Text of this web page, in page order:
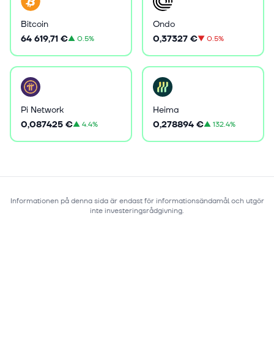
Bitcoin
64 619,71 €▲0.5%
Ondo
0,37327 €▼0.5%
Pi Network
0,087425 €▲4.4%
Heima
0,278894 €▲132.4%
Informationen på denna sida är endast för informationsändamål och utgör
inte investeringsrådgivning.